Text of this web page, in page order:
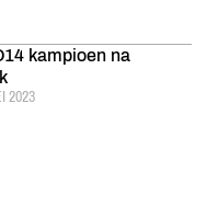
kampioen na
2023